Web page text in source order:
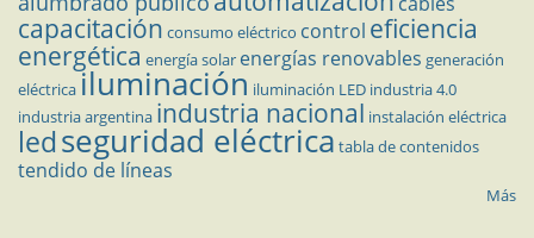
capacitación consumo eléctrico control eficiencia
energética energía solar energías renovables generación
eléctricailuminación iluminación LED industria 4.0
industria argentina industria nacional instalación eléctrica
ledseguridad eléctrica tabla de contenidos
tendido de líneas
Más